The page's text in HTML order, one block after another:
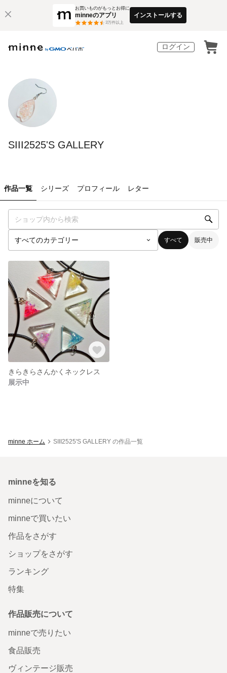
お買いものがもっとお得に
minneのアプリ
3万件以上
インストールする
ログイン
SIII2525'S GALLERY
作品一覧 シリーズ プロフィール レター
すべて 販売中
きらきらさんかくネックレス
展示中
minne ホーム SIII2525'S GALLERY の作品一覧
minneを知る
minneについて
minneで買いたい
作品をさがす
ショップをさがす
ランキング
特集
作品販売について
minneで売りたい
食品販売
ヴィンテージ販売